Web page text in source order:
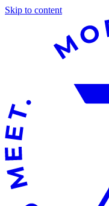
Skip to content